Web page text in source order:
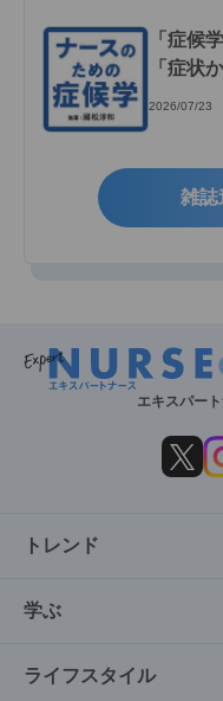
「症候
「症状
2026/07/23
雑誌
エキスパー
トレンド
学ぶ
ライフスタイル